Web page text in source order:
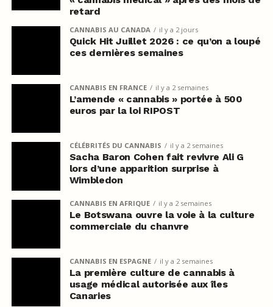
retard
CANNABIS AU CANADA il y a 2 jours
Quick Hit Juillet 2026 : ce qu’on a loupé
ces dernières semaines
CANNABIS EN FRANCE il y a 2 semaines
L’amende « cannabis » portée à 500
euros par la loi RIPOST
CÉLÉBRITÉS DU CANNABIS il y a 2 semaines
Sacha Baron Cohen fait revivre Ali G
lors d’une apparition surprise à
Wimbledon
CANNABIS EN AFRIQUE il y a 2 semaines
Le Botswana ouvre la voie à la culture
commerciale du chanvre
CANNABIS EN ESPAGNE il y a 2 semaines
La première culture de cannabis à
usage médical autorisée aux îles
Canaries